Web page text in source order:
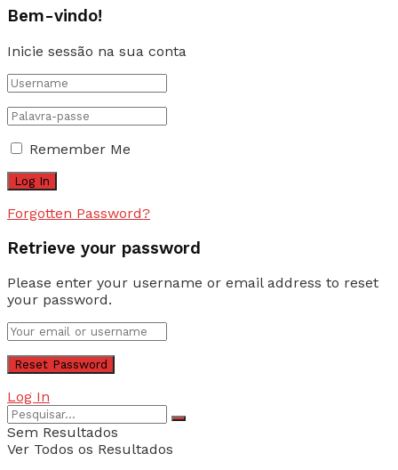
Bem-vindo!
Inicie sessão na sua conta
Remember Me
Forgotten Password?
Retrieve your password
Please enter your username or email address to reset
your password.
Log In
Sem Resultados
Ver Todos os Resultados